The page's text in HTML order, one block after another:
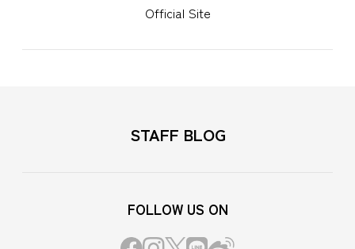
Official Site
STAFF BLOG
FOLLOW US ON